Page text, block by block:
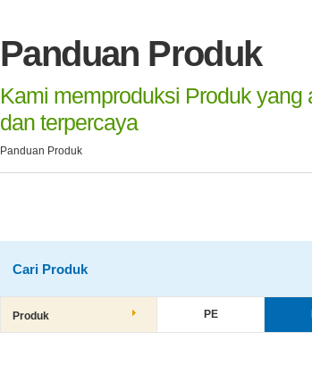
Panduan Produk
Kami memproduksi Produk yang
dan terpercaya
Panduan Produk
Cari Produk
Produk PE